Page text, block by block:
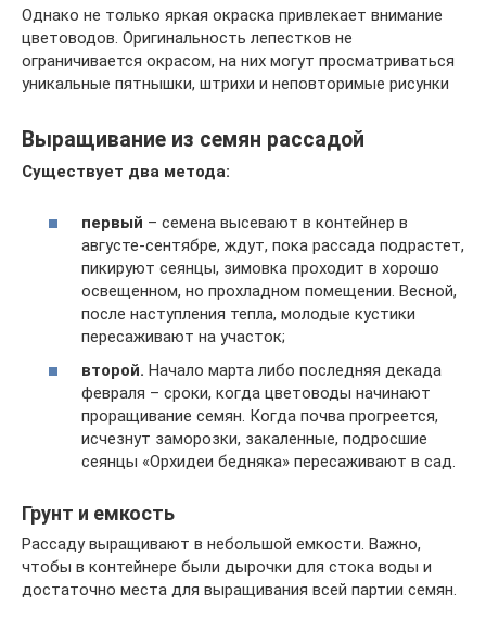
Однако не только яркая окраска привлекает внимание
цветоводов. Оригинальность лепестков не
ограничивается окрасом, на них могут просматриваться
уникальные пятнышки, штрихи и неповторимые рисунки
Выращивание из семян рассадой
Существует два метода:
первый – семена высевают в контейнер в
августе-сентябре, ждут, пока рассада подрастет,
пикируют сеянцы, зимовка проходит в хорошо
освещенном, но прохладном помещении. Весной,
после наступления тепла, молодые кустики
пересаживают на участок;
второй. Начало марта либо последняя декада
февраля – сроки, когда цветоводы начинают
проращивание семян. Когда почва прогреется,
исчезнут заморозки, закаленные, подросшие
сеянцы «Орхидеи бедняка» пересаживают в сад.
Грунт и емкость
Рассаду выращивают в небольшой емкости. Важно,
чтобы в контейнере были дырочки для стока воды и
достаточно места для выращивания всей партии семян.